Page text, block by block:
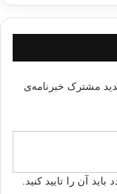
مشترک خبرنامه‌ی
آن را تایید کنید.